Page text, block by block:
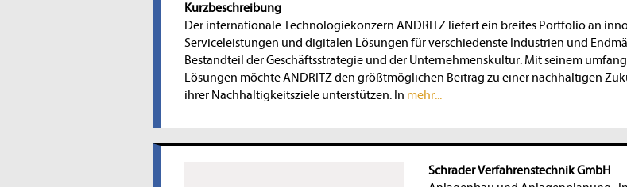
Kurzbeschreibung
Der internationale Technologiekonzern ANDRITZ liefert ein breites Portfolio an
Serviceleistungen und digitalen Lösungen für verschiedenste Industrien und
Bestandteil der Geschäftsstrategie und der Unternehmenskultur. Mit seinem
Lösungen möchte ANDRITZ den größtmöglichen Beitrag zu einer nachhaltigen
ihrer Nachhaltigkeitsziele unterstützen. In mehr...
Schrader Verfahrenstechnik GmbH